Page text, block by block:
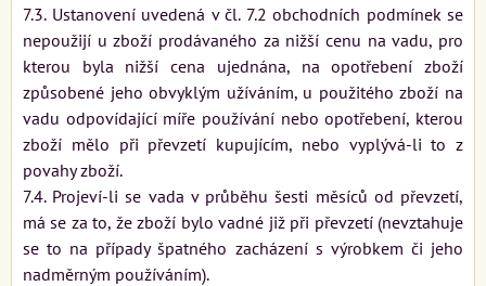
7.3. Ustanovení uvedená v čl. 7.2 obchodních podmínek se
nepoužijí u zboží prodávaného za nižší cenu na vadu, pro
kterou byla nižší cena ujednána, na opotřebení zboží
způsobené jeho obvyklým užíváním, u použitého zboží na
vadu odpovídající míře používání nebo opotřebení, kterou
zboží mělo při převzetí kupujícím, nebo vyplývá-li to z
povahy zboží.
7.4. Projeví-li se vada v průběhu šesti měsíců od převzetí,
má se za to, že zboží bylo vadné již při převzetí (nevztahuje
se to na případy špatného zacházení s výrobkem či jeho
nadměrným používáním).